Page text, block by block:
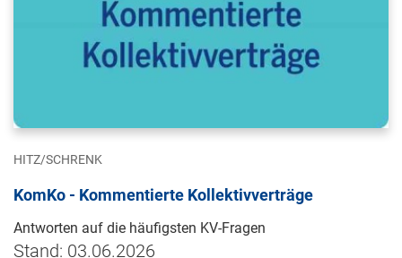
HITZ/SCHRENK
KomKo - Kommentierte Kollektivverträge
Antworten auf die häufigsten KV-Fragen
Stand: 03.06.2026